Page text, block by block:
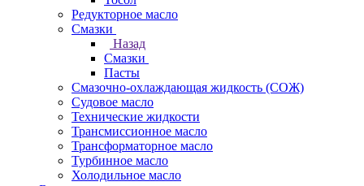
Редукторное масло
Смазки
Назад
Смазки
Пасты
Смазочно-охлаждающая жидкость (СОЖ)
Судовое масло
Технические жидкости
Трансмиссионное масло
Трансформаторное масло
Турбинное масло
Холодильное масло